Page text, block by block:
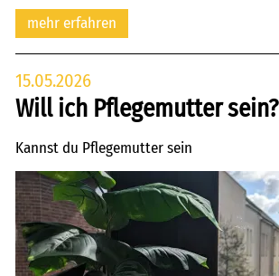
mehr erfahren
15.05.2026
Will ich Pflegemutter sein?
Kannst du Pflegemutter sein